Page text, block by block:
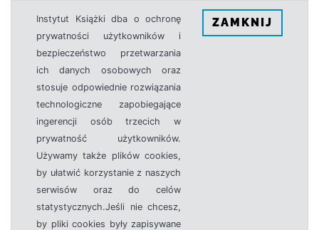
Instytut Książki dba o ochronę
prywatności użytkowników i
bezpieczeństwo przetwarzania
ich danych osobowych oraz
stosuje odpowiednie rozwiązania
technologiczne zapobiegające
ingerencji osób trzecich w
prywatność użytkowników.
Używamy także plików cookies,
by ułatwić korzystanie z naszych
serwisów oraz do celów
statystycznych.Jeśli nie chcesz,
by pliki cookies były zapisywane
ZAMKNIJ